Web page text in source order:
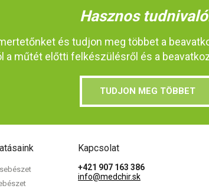
Hasznos
és tudjon meg többet a
a műtét előtti felkészülésről és a
TUDJON MEG TÖBBET
Kapcsolat
+421 907 163 386
info@medchir.sk